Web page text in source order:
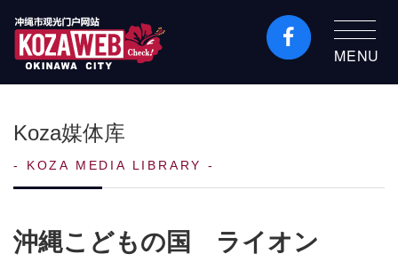
冲绳市旅游门户网站
MENU
Koza媒体库
KOZA MEDIA LIBRARY
沖縄こどもの国 ライオン